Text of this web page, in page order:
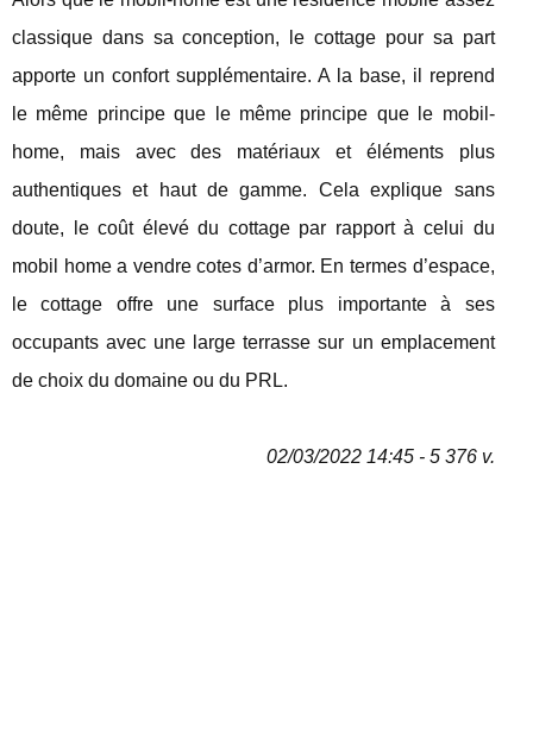
classique dans sa conception, le cottage pour sa part
apporte un confort supplémentaire. A la base, il reprend
le même principe que le même principe que le mobil-
home, mais avec des matériaux et éléments plus
authentiques et haut de gamme. Cela explique sans
doute, le coût élevé du cottage par rapport à celui du
mobil home a vendre cotes d’armor. En termes d’espace,
le cottage offre une surface plus importante à ses
occupants avec une large terrasse sur un emplacement
de choix du domaine ou du PRL.
02/03/2022 14:45 - 5 376 v.